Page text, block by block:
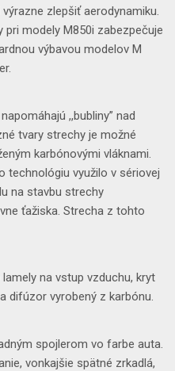
zlepšiť aerodynamiku.
pri modely M850i zabezpečuje
výbavou modelov M
,,bubliny” nad
tvary strechy je možné
karbónovými vláknami.
technológiu využilo v sériovej
na stavbu strechy
ťažiska. Strecha z tohto
na vstup vzduchu, kryt
difúzor vyrobený z karbónu.
spojlerom vo farbe auta.
vonkajšie spätné zrkadlá,